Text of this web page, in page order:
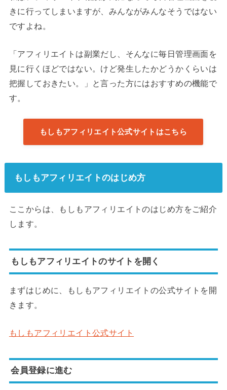
きに行ってしまいますが、みんながみんなそうではない
ですよね。
「アフィリエイトは副業だし、そんなに毎日管理画面を
見に行くほどではない。けど発生したかどうかくらいは
把握しておきたい。」と言った方にはおすすめの機能で
す。
もしもアフィリエイト公式サイトはこちら
もしもアフィリエイトのはじめ方
ここからは、もしもアフィリエイトのはじめ方をご紹介
します。
もしもアフィリエイトのサイトを開く
まずはじめに、もしもアフィリエイトの公式サイトを開
きます。
もしもアフィリエイト公式サイト
会員登録に進む